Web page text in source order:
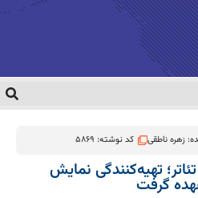
زهره ناطقی کد نوشته: 5869
تهیه‌کنندگی نمایش
گرفت